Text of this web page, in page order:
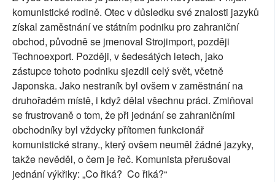
komunistické rodině. Otec v důsledku své znalosti jazyků
získal zaměstnání ve státním podniku pro zahraniční
obchod, původně se jmenoval Strojimport, později
Technoexport. Později, v šedesátých letech, jako
zástupce tohoto podniku sjezdil celý svět, včetně
Japonska. Jako nestraník byl ovšem v zaměstnání na
druhořadém místě, i když dělal všechnu práci. Zmiňoval
se frustrovaně o tom, že při jednání se zahraničními
obchodníky byl vždycky přítomen funkcionář
komunistické strany., který ovšem neuměl žádné jazyky,
takže nevěděl, o čem je řeč. Komunista přerušoval
jednání výkřiky: „Co řiká? Co řiká?“